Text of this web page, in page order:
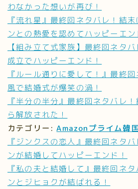
わなかった想いが再び！
『流れ星』最終回ネタバレ！結
ンとの熱愛を認めてハッピーエン
【組み立て式家族】最終回ネタ
成立でハッピーエンド！
『ルール通りに愛して！』最終
風で結婚式が爆笑の渦！
『半分の半分』最終回ネタバレ
ら解放された！
カテゴリー:Amazonプライム韓
『ジンクスの恋人』最終回ネタ
ンが結婚してハッピーエンド！
『私の夫と結婚して』最終回ネ
ンとジヒョクが結ばれる！